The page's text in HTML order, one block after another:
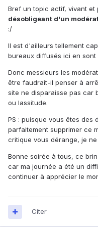
Bref un topic actif, vivant et
désobligeant d'un
:/
Il est d'ailleurs tellement
bureaux diffusés ici en
Donc messieurs les
être faudrait-il penser à
site ne disparaisse pas car
ou lassitude.
PS : puisque vous êtes des
parfaitement supprimer ce
critique vous dérange, je
Bonne soirée à tous, ce
car ma journée a été un
continuer à apprécier le
Citer